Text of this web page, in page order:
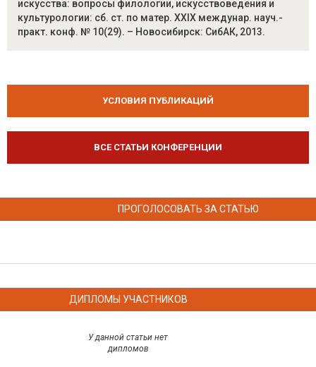
искусства: вопросы филологии, искусствоведения и
культурологии: сб. ст. по матер. XXIX междунар. науч.-
практ. конф. № 10(29). – Новосибирск: СибАК, 2013.
УСЛОВИЯ ПУБЛИКАЦИЙ
ВСЕ СТАТЬИ КОНФЕРЕНЦИИ
ПРОГОЛОСОВАТЬ ЗА СТАТЬЮ
ДИПЛОМЫ УЧАСТНИКОВ
У данной статьи нет
дипломов